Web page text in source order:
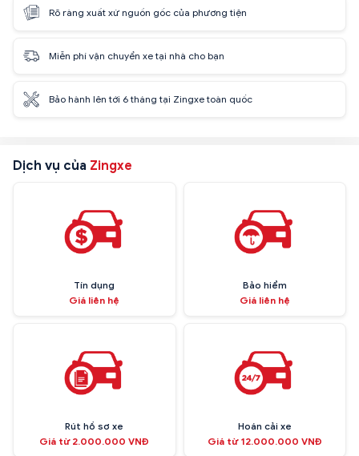
Rõ ràng xuất xứ nguồn gốc của phương tiện
Miễn phí vận chuyển xe tại nhà cho bạn
Bảo hành lên tới 6 tháng tại Zingxe toàn quốc
Dịch vụ của Zingxe
Tín dụng
Giá liên hệ
Bảo hiểm
Giá liên hệ
Rút hồ sơ xe
Giá từ 2.000.000 VNĐ
Hoán cải xe
Giá từ 12.000.000 VNĐ